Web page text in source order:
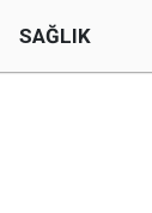
SAĞLIK